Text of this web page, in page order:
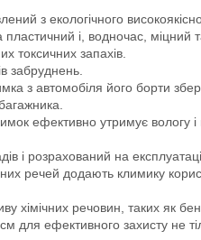
з екологічного
і, водночас, міцний
токсичних запахів.
забруднень.
з автомобіля його борти
ефективно утримує вологу і
і розрахований на
речей додають климику
хімічних речовин, таких як
для ефективного захисту не